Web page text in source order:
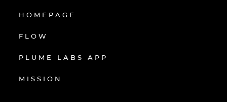
HOMEPAGE
FLOW
PLUME LABS APP
MISSION